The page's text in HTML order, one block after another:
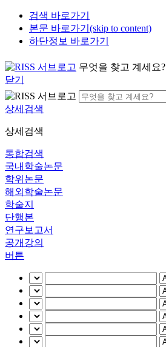
검색 바로가기
본문 바로가기(skip to content)
하단정보 바로가기
무엇을 찾고 계세요?
닫기
상세검색
상세검색
통합검색
국내학술논문
학위논문
해외학술논문
학술지
단행본
연구보고서
공개강의
버튼